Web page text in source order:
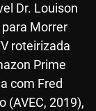
Dr. Louison
Morrer
roteirizada
Prime
com Fred
(AVEC, 2019),